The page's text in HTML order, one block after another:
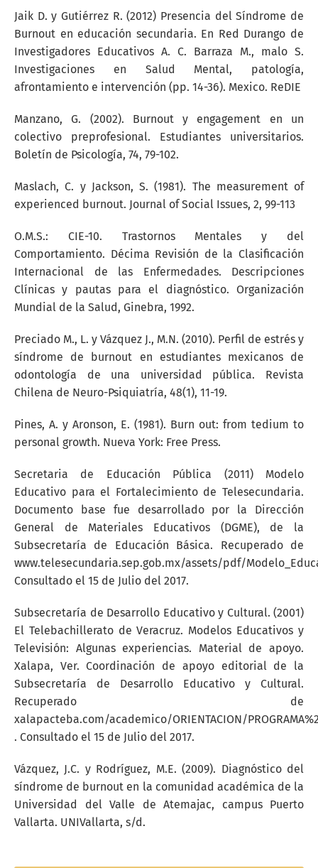
Jaik D. y Gutiérrez R. (2012) Presencia del Síndrome de
Burnout en educación secundaria. En Red Durango de
Investigadores Educativos A. C. Barraza M., malo S.
Investigaciones en Salud Mental, patología,
afrontamiento e intervención (pp. 14-36). Mexico. ReDIE
Manzano, G. (2002). Burnout y engagement en un
colectivo preprofesional. Estudiantes universitarios.
Boletín de Psicología, 74, 79-102.
Maslach, C. y Jackson, S. (1981). The measurement of
experienced burnout. Journal of Social Issues, 2, 99-113
O.M.S.: CIE-10. Trastornos Mentales y del
Comportamiento. Décima Revisión de la Clasificación
Internacional de las Enfermedades. Descripciones
Clínicas y pautas para el diagnóstico. Organización
Mundial de la Salud, Ginebra, 1992.
Preciado M., L. y Vázquez J., M.N. (2010). Perfil de estrés y
síndrome de burnout en estudiantes mexicanos de
odontología de una universidad pública. Revista
Chilena de Neuro-Psiquiatría, 48(1), 11-19.
Pines, A. y Aronson, E. (1981). Burn out: from tedium to
personal growth. Nueva York: Free Press.
Secretaria de Educación Pública (2011) Modelo
Educativo para el Fortalecimiento de Telesecundaria.
Documento base fue desarrollado por la Dirección
General de Materiales Educativos (DGME), de la
Subsecretaría de Educación Básica. Recuperado de
www.telesecundaria.sep.gob.mx/assets/pdf/
Consultado el 15 de Julio del 2017.
Subsecretaría de Desarrollo Educativo y Cultural. (2001)
El Telebachillerato de Veracruz. Modelos Educativos y
Televisión: Algunas experiencias. Material de apoyo.
Xalapa, Ver. Coordinación de apoyo editorial de la
Subsecretaría de Desarrollo Educativo y Cultural.
Recuperado de
xalapacteba.com/academico/ORIENTACION/
. Consultado el 15 de Julio del 2017.
Vázquez, J.C. y Rodríguez, M.E. (2009). Diagnóstico del
síndrome de burnout en la comunidad académica de la
Universidad del Valle de Atemajac, campus Puerto
Vallarta. UNIVallarta, s/d.